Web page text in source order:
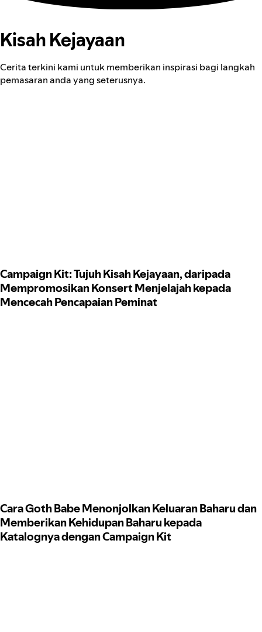
Kisah Kejayaan
Cerita terkini kami untuk memberikan inspirasi bagi langkah
pemasaran anda yang seterusnya.
Campaign Kit: Tujuh Kisah Kejayaan, daripada
Mempromosikan Konsert Menjelajah kepada
Mencecah Pencapaian Peminat
Cara Goth Babe Menonjolkan Keluaran Baharu dan
Memberikan Kehidupan Baharu kepada
Katalognya dengan Campaign Kit